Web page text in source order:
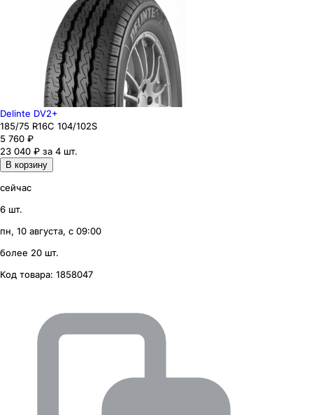
Delinte DV2+
185/75 R16C 104/102S
5 760 ₽
23 040 ₽ за 4 шт.
В корзину
сейчас
6 шт.
пн, 10 августа, с 09:00
более 20 шт.
Код товара: 1858047